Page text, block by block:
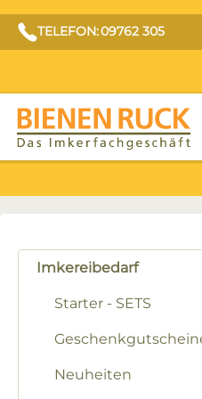
TELEFON: 09762 305
Imkereibedarf
Starter - SETS
Neuheiten